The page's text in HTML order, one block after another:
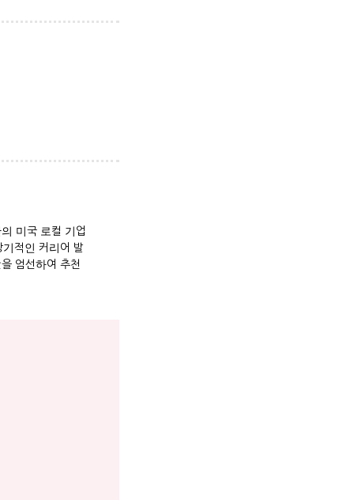
미국 로컬 기업
기적인 커리어 발
엄선하여 추천